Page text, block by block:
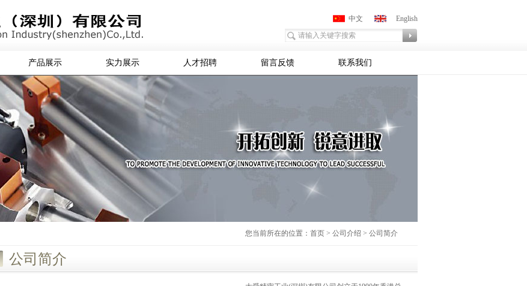
中文 English
产品展示 实力展示 人才招聘 留言反馈 联系我们
您当前所在的位置：首页 > 公司介绍 > 公司简介
公司简介